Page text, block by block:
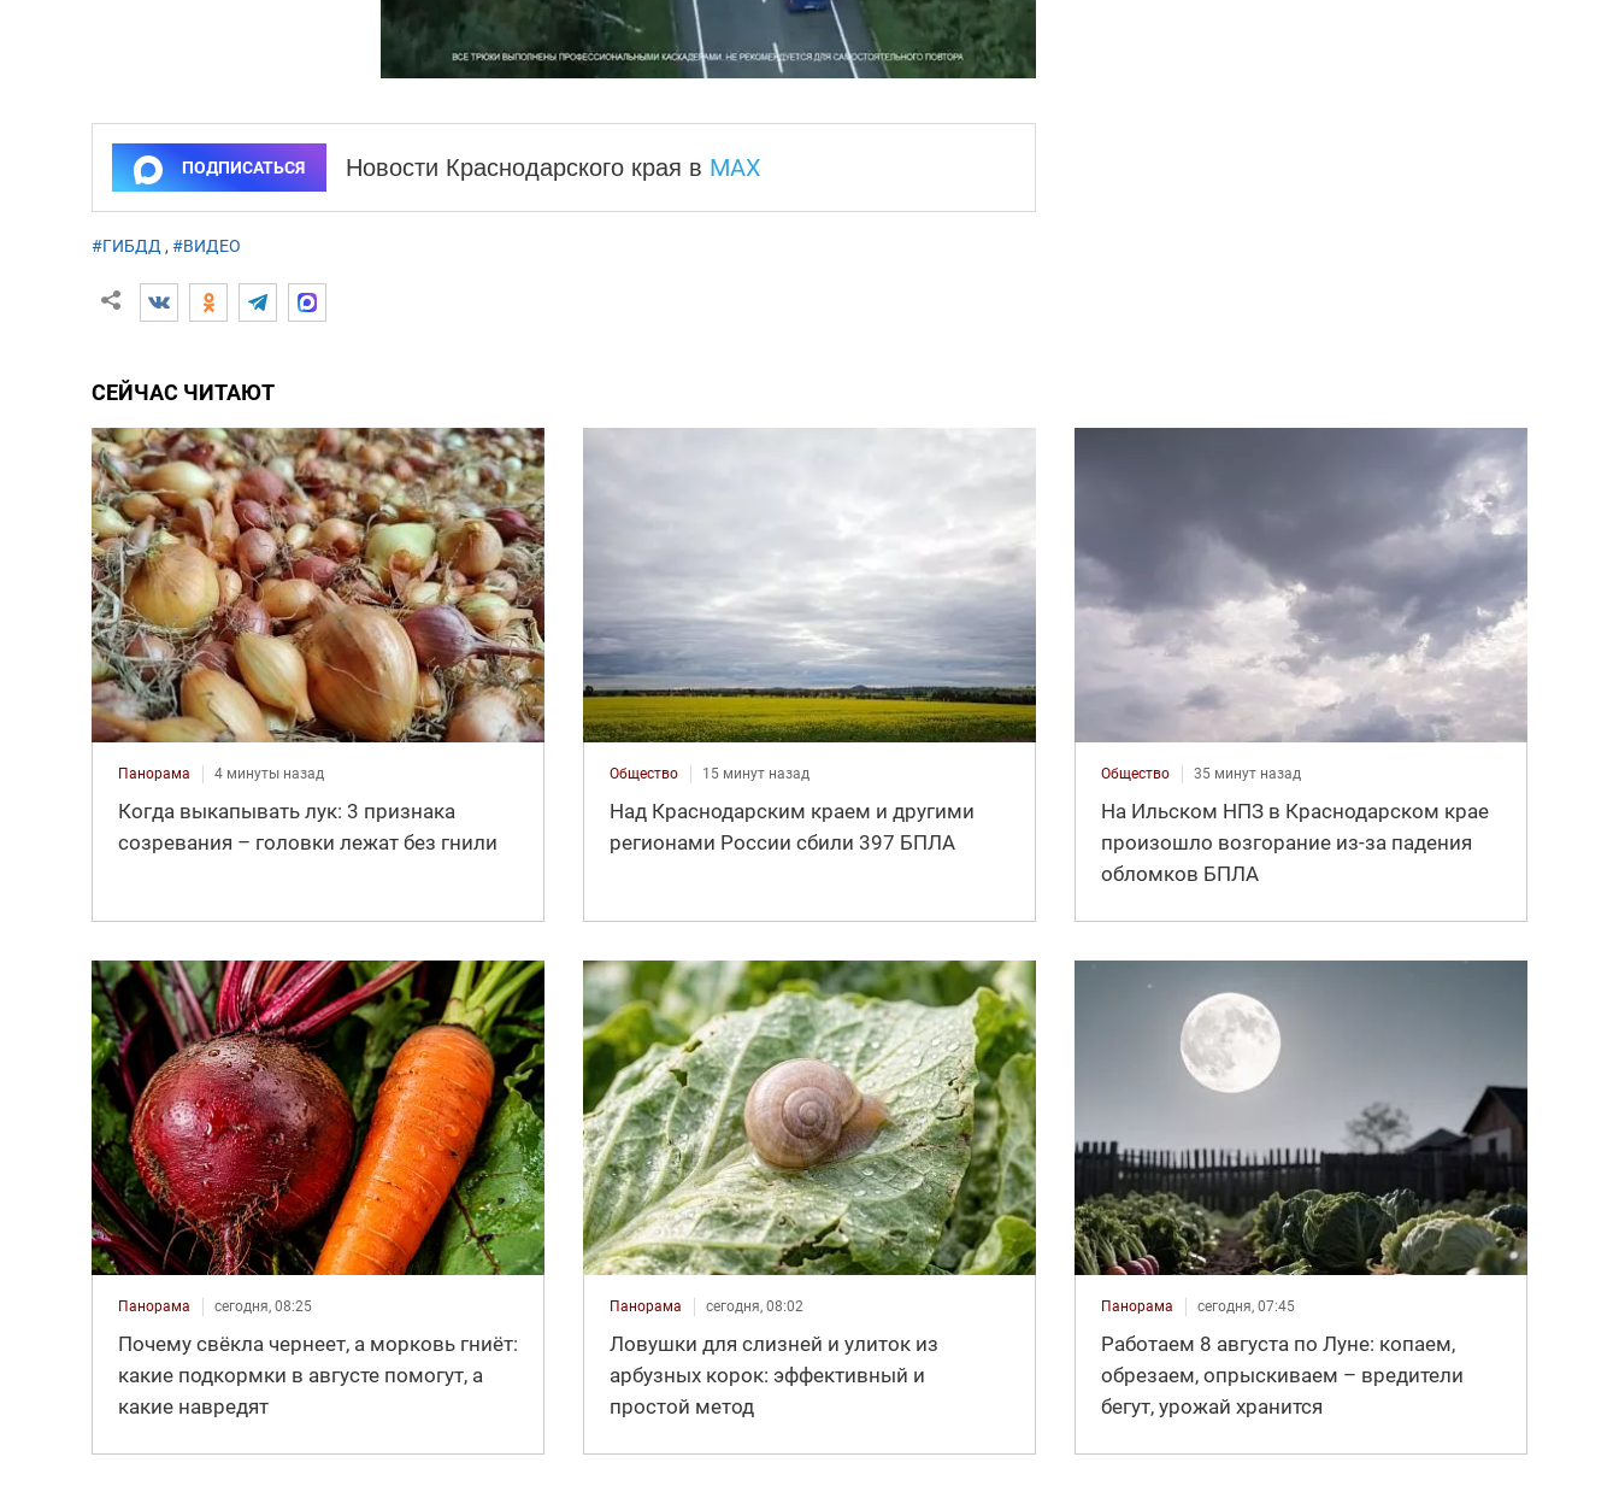
ПОДПИСАТЬСЯ Новости Краснодарского края в MAX
#ГИБДД, #ВИДЕО
СЕЙЧАС ЧИТАЮТ
Панорама 4 минуты назад
Когда выкапывать лук: 3 признака
созревания – головки лежат без гнили
Общество 15 минут назад
Над Краснодарским краем и другими
регионами России сбили 397 БПЛА
Общество 35 минут назад
На Ильском НПЗ в Краснодарском крае
произошло возгорание из-за падения
обломков БПЛА
Панорама сегодня, 08:25
Почему свёкла чернеет, а морковь гниёт:
какие подкормки в августе помогут, а
какие навредят
Панорама сегодня, 08:02
Ловушки для слизней и улиток из
арбузных корок: эффективный и
простой метод
Панорама сегодня, 07:45
Работаем 8 августа по Луне: копаем,
обрезаем, опрыскиваем – вредители
бегут, урожай хранится